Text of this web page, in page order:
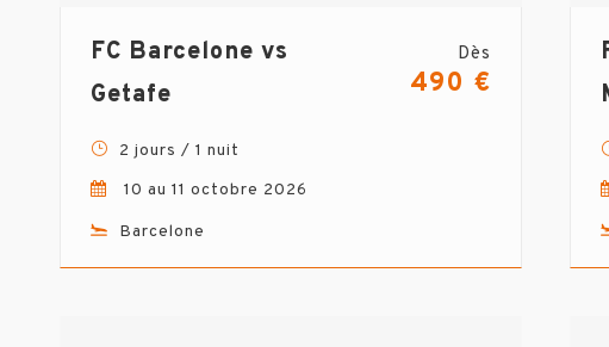
FC Barcelone vs
Getafe
Dès
490 €
2 jours / 1 nuit
10 au 11 octobre 2026
Barcelone